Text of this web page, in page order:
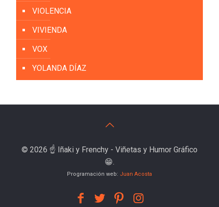
VIOLENCIA
VIVIENDA
VOX
YOLANDA DÍAZ
© 2026 ☝️ Iñaki y Frenchy - Viñetas y Humor Gráfico
😁.
Programación web: Juan Acosta